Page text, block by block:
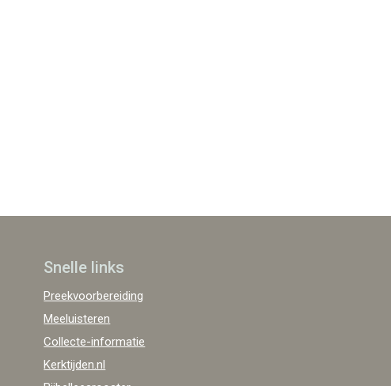
Snelle links
Preekvoorbereiding
Meeluisteren
Collecte-informatie
Kerktijden.nl